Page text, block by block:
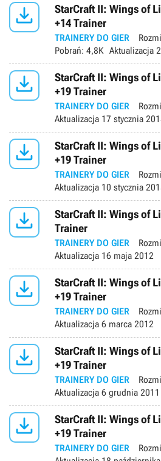

StarCraft II: Wings of
+14 Trainer
TRAINERY DO GIER
Pobrań: 4,8K Aktualizacja

StarCraft II: Wings of
+19 Trainer
TRAINERY DO GIER
Aktualizacja 17 stycznia

StarCraft II: Wings of
+19 Trainer
TRAINERY DO GIER
Aktualizacja 10 stycznia

StarCraft II: Wings of
Trainer
TRAINERY DO GIER
Aktualizacja 16 maja 2012

StarCraft II: Wings of
+19 Trainer
TRAINERY DO GIER
Aktualizacja 6 marca 2012

StarCraft II: Wings of
+19 Trainer
TRAINERY DO GIER
Aktualizacja 6 grudnia 2011

StarCraft II: Wings of
+19 Trainer
TRAINERY DO GIER